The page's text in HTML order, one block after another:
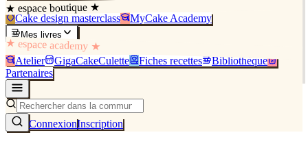
★ espace boutique ★
Cake design masterclass MyCake Academy
Mes livres
★ espace academy ★
Atelier GigaCakeCulette Fiches recettes
Bibliothèque
Partenaires
ConnexionInscription